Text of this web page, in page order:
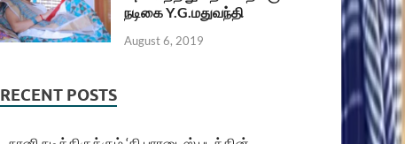
நடிகை Y.G.மதுவந்தி
August 6, 2019
RECENT POSTS